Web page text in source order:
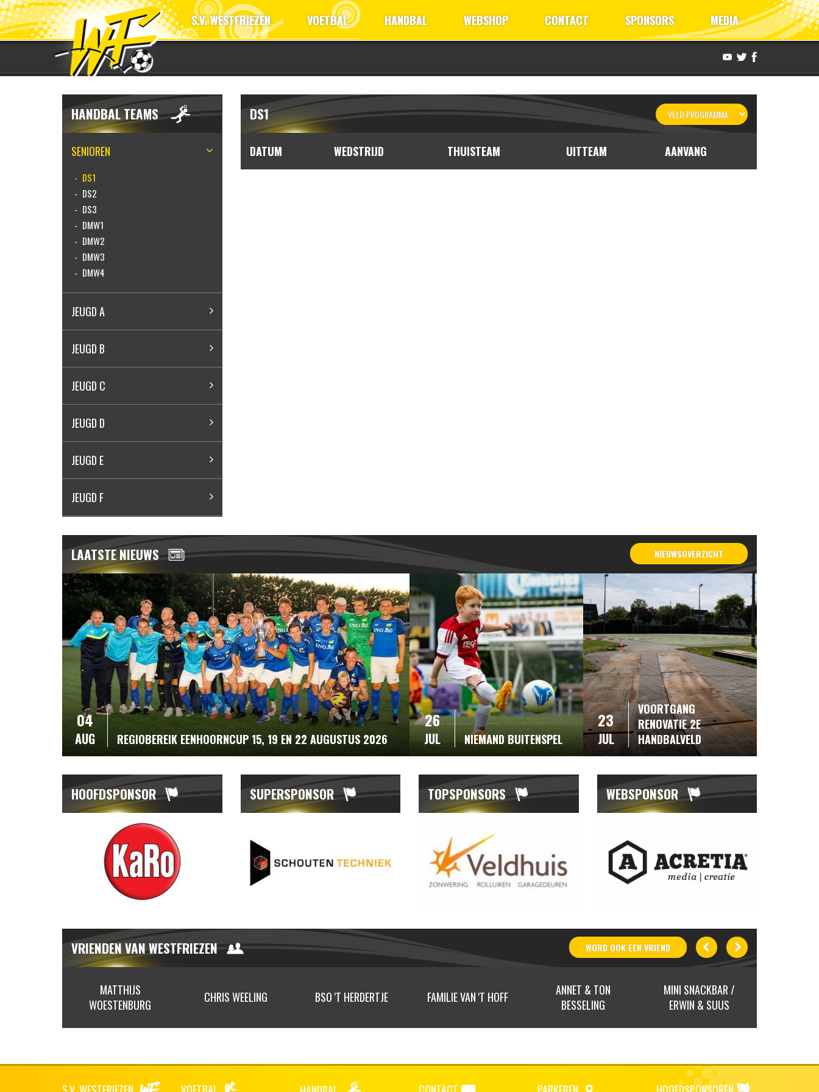
S.V. WESTFRIEZEN VOETBAL HANDBAL WEBSHOP CONTACT SPONSORS MEDIA
HANDBAL TEAMS
SENIOREN
DS1
DS2
DS3
DMW1
DMW2
DMW3
DMW4
JEUGD A
JEUGD B
JEUGD C
JEUGD D
JEUGD E
JEUGD F
DS1
DATUM WEDSTRIJD THUISTEAM UITTEAM AANVANG
LAATSTE NIEUWS NIEUWSOVERZICHT
04
AUG REGIOBEREIK EENHOORNCUP 15, 19 EN 22 AUGUSTUS 2026
26
JUL NIEMAND BUITENSPEL
23
JUL
VOORTGANG
RENOVATIE 2E
HANDBALVELD
HOOFDSPONSOR SUPERSPONSOR TOPSPONSORS WEBSPONSOR
VRIENDEN VAN WESTFRIEZEN WORD OOK EENVRIEND
MATTHIJS
WOESTENBURG
CHRIS WEELING BSO 'T HERDERTJE FAMILIE VAN 'T HOFF
ANNET & TON
BESSELING
MINI SNACKBAR /
ERWIN & SUUS